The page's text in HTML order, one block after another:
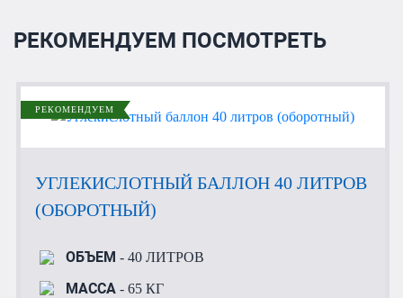
РЕКОМЕНДУЕМ ПОСМОТРЕТЬ
РЕКОМЕНДУЕМ
УГЛЕКИСЛОТНЫЙ БАЛЛОН 40 ЛИТРОВ
(ОБОРОТНЫЙ)
ОБЪЕМ - 40 ЛИТРОВ
МАССА- 65 КГ